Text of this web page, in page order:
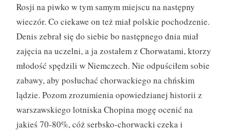
Rosji na piwko w tym samym miejscu na następny
wieczór. Co ciekawe on też miał polskie pochodzenie.
Denis zebrał się do siebie bo następnego dnia miał
zajęcia na uczelni, a ja zostałem z Chorwatami, ktorzy
młodość spędzili w Niemczech. Nie odpuściłem sobie
zabawy, aby posłuchać chorwackiego na chńskim
lądzie. Pozom zrozumienia opowiedzianej historii z
warszawskiego lotniska Chopina mogę ocenić na
jakieś 70-80%, cóż serbsko-chorwacki czeka i